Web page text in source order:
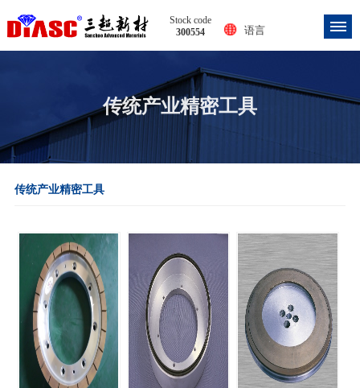
Stock code
300554
语言
传统产业精密工具
传统产业精密工具